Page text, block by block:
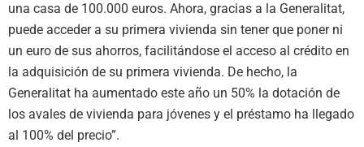
una casa de 100.000 euros. Ahora, gracias a la Generalitat,
puede acceder a su primera vivienda sin tener que poner ni
un euro de sus ahorros, facilitándose el acceso al crédito en
la adquisición de su primera vivienda. De hecho, la
Generalitat ha aumentado este año un 50% la dotación de
los avales de vivienda para jóvenes y el préstamo ha llegado
al 100% del precio”.